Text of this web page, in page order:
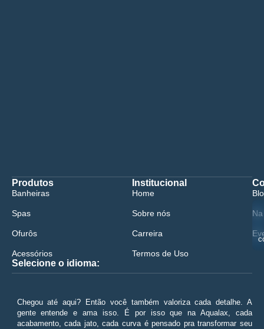
Produtos
Banheiras
Spas
Ofurôs
Acessórios
Institucional
Home
Sobre nós
Carreira
Termos de Uso
Selecione o idioma:
😀
Chegou até aqui? Então você também valoriza cada detalhe. A
gente entende e ama isso. É por isso que na Aqualax, cada
acabamento, cada jato, cada curva é pensado pra transformar seu